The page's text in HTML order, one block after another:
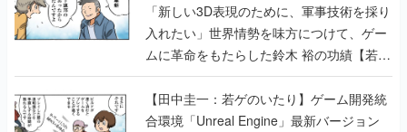
「新しい3D表現のために、軍事技術を採り
入れたい」世界情勢を味方につけて、ゲー
ムに革命をもたらした鈴木 裕の功績【若ゲ
のいたり】
【田中圭一：若ゲのいたり】ゲーム開発統
合環境「Unreal Engine」最新バージョン